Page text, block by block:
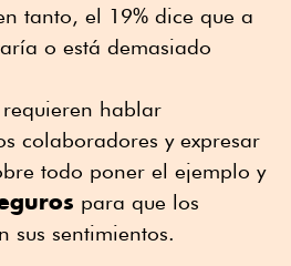
tanto, el 19% dice que a
o está demasiado
hablar
colaboradores y expresar
todo poner el ejemplo y
para que los
sus sentimientos.